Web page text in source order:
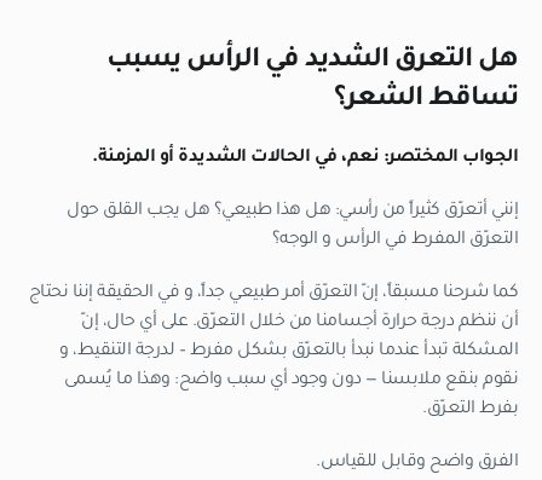
هل التعرق الشديد في الرأس يسبب
تساقط الشعر؟
الجواب المختصر: نعم، في الحالات الشديدة أو المزمنة.
إنني أتعرّق كثيراً من رأسي: هل هذا طبيعي؟ هل يجب القلق حول
التعرّق المفرط في الرأس و الوجه؟
كما شرحنا مسبقاً، إنّ التعرّق أمر طبيعي جداً، و في الحقيقة إننا نحتاج
أن ننظم درجة حرارة أجسامنا من خلال التعرّق. على أي حال، إنّ
المشكلة تبدأ عندما نبدأ بالتعرّق بشكل مفرط – لدرجة التنقيط، و
نقوم بنقع ملابسنا — دون وجود أي سبب واضح: وهذا ما يُسمى
بفرط التعرّق.
الفرق واضح وقابل للقياس.